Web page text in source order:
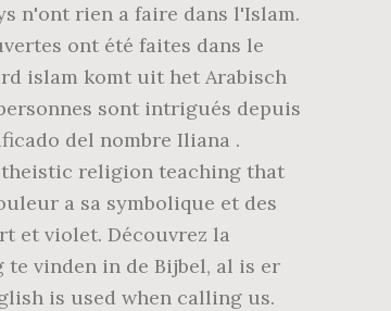
n'ont rien a faire dans l'Islam.
ont été faites dans le
islam komt uit het Arabisch
personnes sont intrigués depuis
del nombre Iliana .
religion teaching that
a sa symbolique et des
et violet. Découvrez la
vinden in de Bijbel, al is er
is used when calling us.